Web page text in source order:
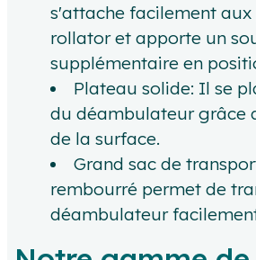
s'attache facilement aux
rollator et apporte un
supplémentaire en
Plateau solide: Il se
du déambulateur grâce
de la surface.
Grand sac de
rembourré permet de
déambulateur